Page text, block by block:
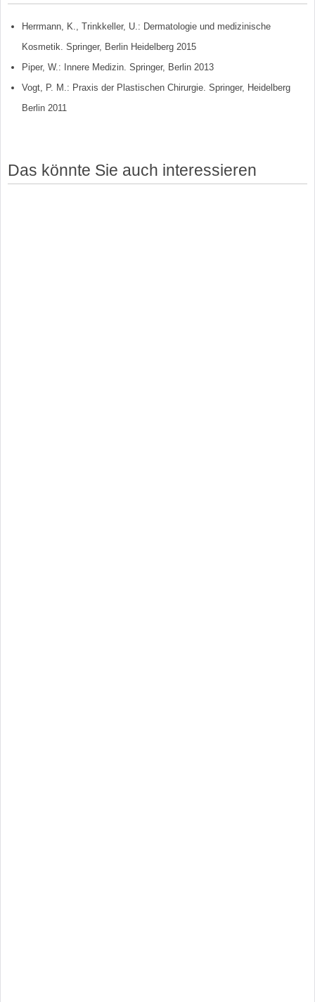
Herrmann, K., Trinkkeller, U.: Dermatologie und medizinische
Kosmetik. Springer, Berlin Heidelberg 2015
Piper, W.: Innere Medizin. Springer, Berlin 2013
Vogt, P. M.: Praxis der Plastischen Chirurgie. Springer, Heidelberg
Berlin 2011
Das könnte Sie auch interessieren